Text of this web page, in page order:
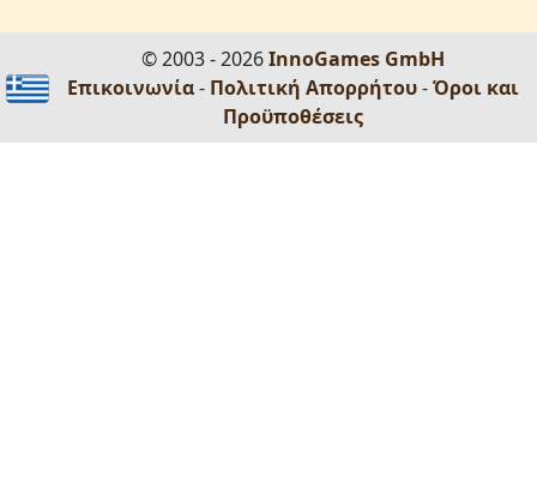
© 2003 - 2026InnoGames GmbH
Επικοινωνία- Πολιτική Απορρήτου-Όροι και
Προϋποθέσεις